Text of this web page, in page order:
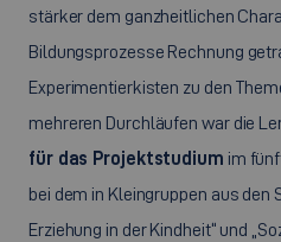
stärker dem ganzheitlichen
Bildungsprozesse Rechnung
Experimentierkisten zu den
mehreren Durchläufen war die
für das Projektstudium im
bei dem in Kleingruppen aus den
Erziehung in der Kindheit“ und